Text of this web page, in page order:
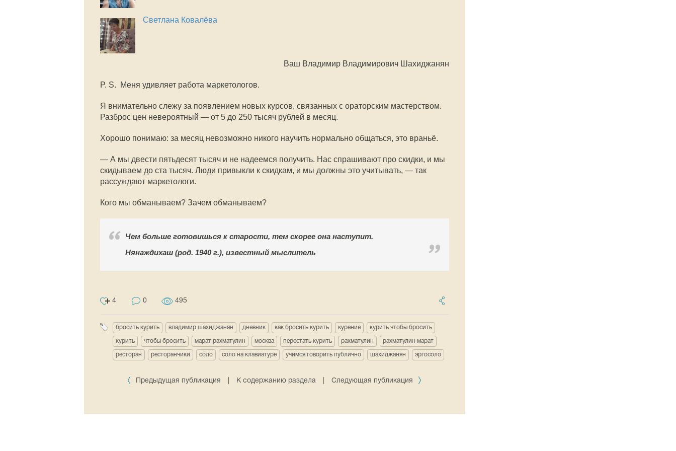
Светлана Ковалёва
Ваш Владимир Владимирович Шахиджанян
P. S. Меня удивляет работа маркетологов.
Я внимательно слежу за появлением новых курсов, связанных с ораторским мастерством.
Разброс цен невероятный — от 5 до 250 тысяч рублей в месяц.
Хорошо понимаю: за месяц невозможно никого научить нормально общаться, это враньё.
— А мы двести пятьдесят тысяч и не надеемся получить. Нас спрашивают про скидки, и мы
скидываем до ста тысяч. Люди привыкли к скидкам, и мы должны это учитывать, — так
рассуждают маркетологи.
Кого мы обманываем? Зачем обманываем?
Чем больше готовишься к старости, тем скорее она наступит.
Нянаждихаш (род. 1940 г.), известный мыслитель
4 0 495
бросить курить владимир шахиджанян дневник как бросить курить курение курить чтобы бросить
курить чтобы бросить марат рахматулин москва перестать курить рахматулин рахматулин марат
ресторан ресторанчики соло соло на клавиатуре учимся говорить публично шахиджанян эргосоло
Предыдущая публикация К содержанию раздела Следующая публикация